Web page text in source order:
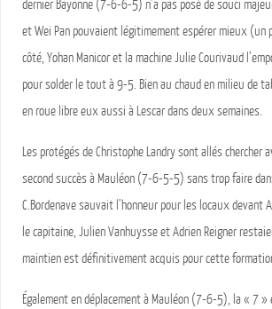
dernier Bayonne (7-6-6-5) n’a pas posé de souci
et Wei Pan pouvaient légitimement espérer mieux (un
côté, Yohan Manicor et la machine Julie Courivaud
pour solder le tout à 9-5. Bien au chaud en milieu de
en roue libre eux aussi à Lescar dans deux semaines.
Les protégés de Christophe Landry sont allés chercher
second succès à Mauléon (7-6-5-5) sans trop faire
C.Bordenave sauvait l’honneur pour les locaux devant
le capitaine, Julien Vanhuysse et Adrien Reigner
maintien est définitivement acquis pour cette
Également en déplacement à Mauléon (7-6-5), la « 7 »